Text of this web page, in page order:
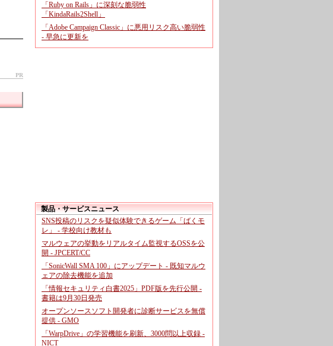
PR
「Ruby on Rails」に深刻な脆弱性
「KindaRails2Shell」
「Adobe Campaign Classic」に悪用リスク高い脆弱性
- 早急に更新を
製品・サービスニュース
SNS投稿のリスクを疑似体験できるゲーム「ばくモ
レ」 - 学校向け教材も
マルウェアの挙動をリアルタイム監視するOSSを公
開 - JPCERT/CC
「SonicWall SMA 100」にアップデート - 既知マルウ
ェアの除去機能を追加
「情報セキュリティ白書2025」PDF版を先行公開 -
書籍は9月30日発売
オープンソースソフト開発者に診断サービスを無償
提供 - GMO
「WarpDrive」の学習機能を刷新、3000問以上収録 -
NICT